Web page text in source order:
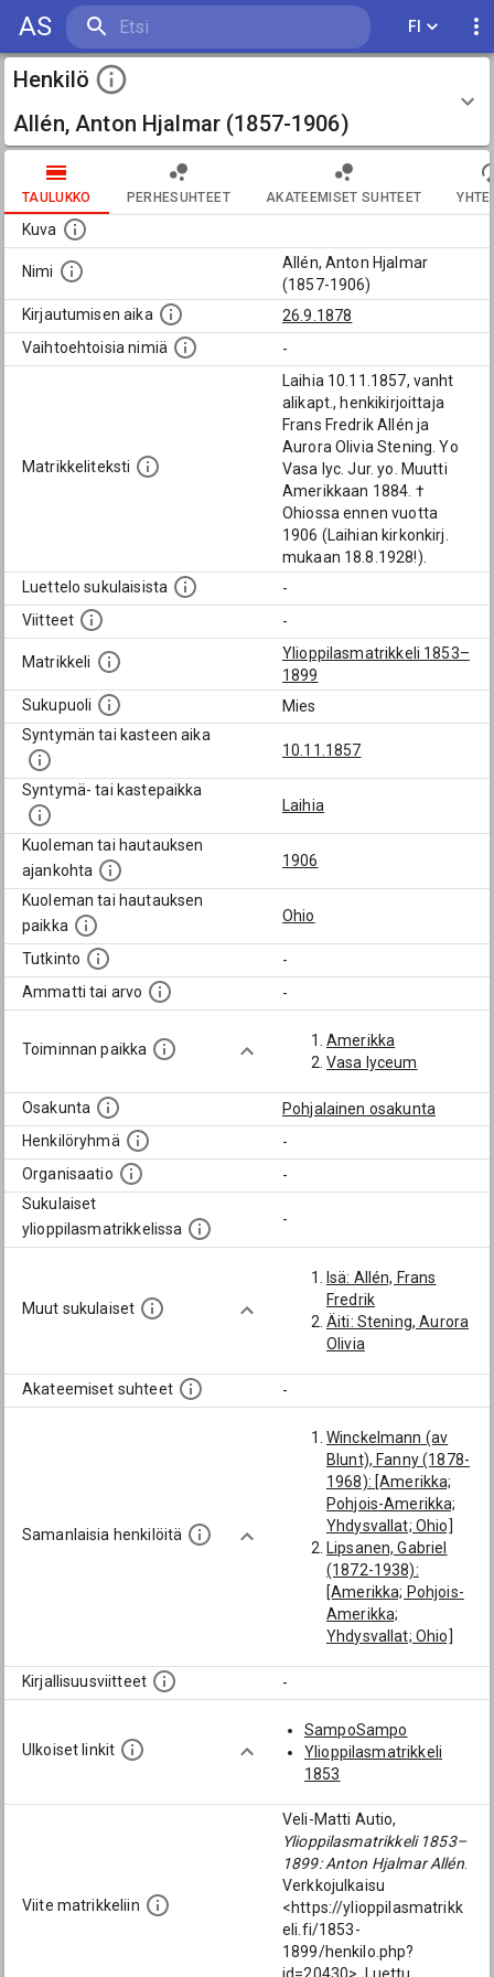
AS FI
Henkilö
Allén, Anton Hjalmar (1857-1906)
TAULUKKO PERHESUHTEET AKATEEMISET SUHTEET
Kuva
Nimi
Allén, Anton Hjalmar
(1857-1906)
Kirjautumisen aika
26.9.1878
Vaihtoehtoisia nimiä
-
Matrikkeliteksti
Laihia 10.11.1857, vanht
alikapt., henkikirjoittaja
Frans Fredrik Allén ja
Aurora Olivia Stening. Yo
Vasa lyc. Jur. yo. Muutti
Amerikkaan 1884. †
Ohiossa ennen vuotta
1906 (Laihian kirkonkirj.
mukaan 18.8.1928!).
Luettelo sukulaisista
-
Viitteet
-
Matrikkeli
Ylioppilasmatrikkeli 1853–
1899
Sukupuoli
Mies
Syntymän tai kasteen aika
10.11.1857
Syntymä- tai kastepaikka
Laihia
Kuoleman tai hautauksen
ajankohta
1906
Kuoleman tai hautauksen
paikka
Ohio
Tutkinto
-
Ammatti tai arvo
-
Toiminnan paikka
Amerikka
Vasa lyceum
Osakunta
Pohjalainen osakunta
Henkilöryhmä
-
Organisaatio
-
Sukulaiset
ylioppilasmatrikkelissa
-
Muut sukulaiset
Isä: Allén, Frans
Fredrik
Äiti: Stening, Aurora
Olivia
Akateemiset suhteet -
Samanlaisia henkilöitä
Winckelmann (av
Blunt), Fanny (1878-
1968): [Amerikka;
Pohjois-Amerikka;
Yhdysvallat; Ohio]
Lipsanen, Gabriel
(1872-1938):
[Amerikka; Pohjois-
Amerikka;
Yhdysvallat; Ohio]
[Yo Vasa lyc.;
Amerikka; Vasa
lyceum; Pohjois-
Amerikka;
Lund, Karl Johan
(1877-1947): [Yo
Vasa lyc.; Amerikka;
Vasa lyceum;
Pohjois-Amerikka;
Yhdysvallat]
Orrman, Hjalmar
Ludvig (1848-1932):
Kirjallisuusviitteet -
Ulkoiset linkit
SampoSampo
Ylioppilasmatrikkeli
1853
Viite matrikkeliin
Veli-Matti Autio,
Ylioppilasmatrikkeli 1853–
1899: Anton Hjalmar Allén.
Verkkojulkaisu
<https://ylioppilasmatrikk
eli.fi/1853-
1899/henkilo.php?